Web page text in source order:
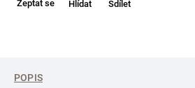
Zeptat se Hlídat Sdílet
POPIS